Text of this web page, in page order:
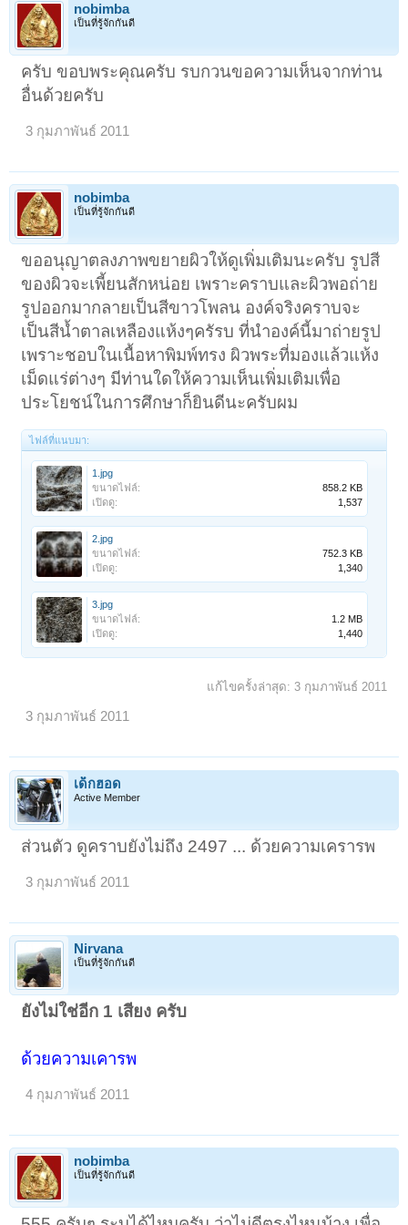
nobimba
เป็นที่รู้จักกันดี
ครับ ขอบพระคุณครับ รบกวนขอความเห็นจากท่าน
อื่นด้วยครับ
3 กุมภาพันธ์ 2011
nobimba
เป็นที่รู้จักกันดี
ขออนุญาตลงภาพขยายผิวให้ดูเพิ่มเติมนะครับ รูปสี
ของผิวจะเพี้ยนสักหน่อย เพราะคราบและผิวพอถ่าย
รูปออกมากลายเป็นสีขาวโพลน องค์จริงคราบจะ
เป็นสีน้ำตาลเหลืองแห้งๆครัรบ ที่นำองค์นี้มาถ่ายรูป
เพราะชอบในเนื้อหาพิมพ์ทรง ผิวพระที่มองแล้วแห้ง
เม็ดแร่ต่างๆ มีท่านใดให้ความเห็นเพิ่มเติมเพื่อ
ประโยชน์ในการศึกษาก็ยินดีนะครับผม
ไฟล์ที่แนบมา:
1.jpg
ขนาดไฟล์:
858.2 KB
เปิดดู:
1,537
2.jpg
ขนาดไฟล์:
752.3 KB
เปิดดู:
1,340
3.jpg
ขนาดไฟล์:
1.2 MB
เปิดดู:
1,440
แก้ไขครั้งล่าสุด: 3 กุมภาพันธ์ 2011
3 กุมภาพันธ์ 2011
เด็กฮอด
Active Member
ส่วนตัว ดูคราบยังไม่ถึง 2497 ... ด้วยความเครารพ
3 กุมภาพันธ์ 2011
Nirvana
เป็นที่รู้จักกันดี
ยังไม่ใช่อีก 1 เสียง ครับ
ด้วยความเคารพ
4 กุมภาพันธ์ 2011
nobimba
เป็นที่รู้จักกันดี